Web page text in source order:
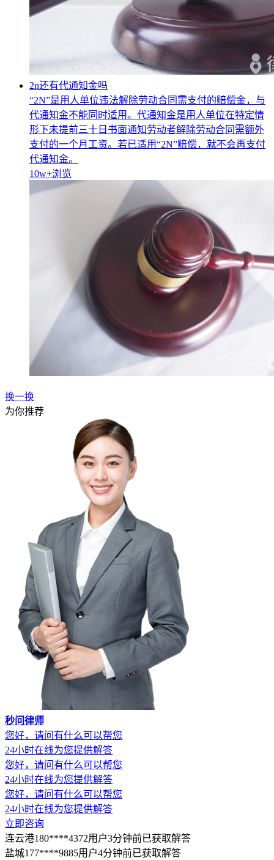
2n还有代通知金吗
“2N”是用人单位违法解除劳动合同需支付的赔偿金，与
代通知金不能同时适用。代通知金是用人单位在特定情
形下未提前三十日书面通知劳动者解除劳动合同需额外
支付的一个月工资。若已适用“2N”赔偿，就不会再支付
代通知金。
10w+浏览
换一换
为你推荐
秒问律师
您好，请问有什么可以帮您
24小时在线为您提供解答
您好，请问有什么可以帮您
24小时在线为您提供解答
您好，请问有什么可以帮您
24小时在线为您提供解答
立即咨询
连云港180****4372用户3分钟前已获取解答
盐城177****9885用户4分钟前已获取解答